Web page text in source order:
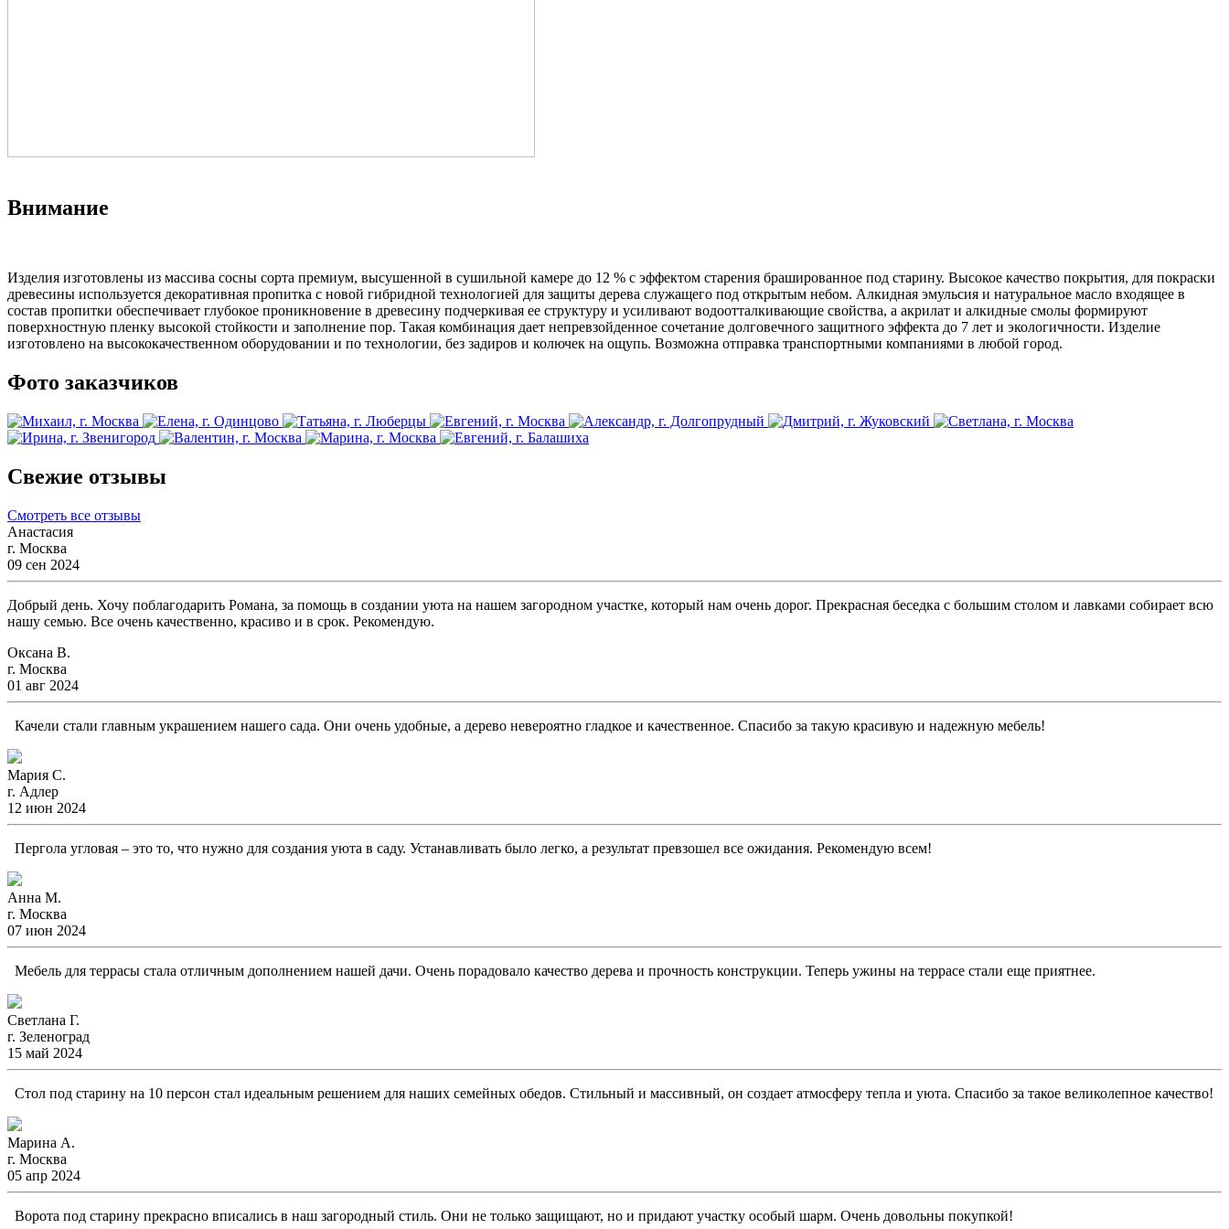
Внимание
Изделия изготовлены из массива сосны сорта премиум, высушенной в сушильной камере до 12 % с эффектом старения брашированное под старину. Высокое качество покрытия, для покраски
древесины используется декоративная пропитка с новой гибридной технологией для защиты дерева служащего под открытым небом. Алкидная эмульсия и натуральное масло входящее в
состав пропитки обеспечивает глубокое проникновение в древесину подчеркивая ее структуру и усиливают водоотталкивающие свойства, а акрилат и алкидные смолы формируют
поверхностную пленку высокой стойкости и заполнение пор. Такая комбинация дает непревзойденное сочетание долговечного защитного эффекта до 7 лет и экологичности. Изделие
изготовлено на высококачественном оборудовании и по технологии, без задиров и колючек на ощупь. Возможна отправка транспортными компаниями в любой город.
Фото заказчиков
Свежие отзывы
Смотреть все отзывы
Анастасия
г. Москва
09 сен 2024
Добрый день. Хочу поблагодарить Романа, за помощь в создании уюта на нашем загородном участке, который нам очень дорог. Прекрасная беседка с большим столом и лавками собирает всю
нашу семью. Все очень качественно, красиво и в срок. Рекомендую.
Оксана В.
г. Москва
01 авг 2024
Качели стали главным украшением нашего сада. Они очень удобные, а дерево невероятно гладкое и качественное. Спасибо за такую красивую и надежную мебель!
Мария С.
г. Адлер
12 июн 2024
Пергола угловая – это то, что нужно для создания уюта в саду. Устанавливать было легко, а результат превзошел все ожидания. Рекомендую всем!
Анна М.
г. Москва
07 июн 2024
Мебель для террасы стала отличным дополнением нашей дачи. Очень порадовало качество дерева и прочность конструкции. Теперь ужины на террасе стали еще приятнее.
Светлана Г.
г. Зеленоград
15 май 2024
Стол под старину на 10 персон стал идеальным решением для наших семейных обедов. Стильный и массивный, он создает атмосферу тепла и уюта. Спасибо за такое великолепное качество!
Марина А.
г. Москва
05 апр 2024
Ворота под старину прекрасно вписались в наш загородный стиль. Они не только защищают, но и придают участку особый шарм. Очень довольны покупкой!